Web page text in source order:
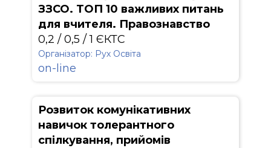
ЗЗСО. ТОП 10 важливих питань
для вчителя. Правознавство
0,2 / 0,5 / 1 ЄКТС
Організатор: Рух Освіта
on-line
Розвиток комунікативних
навичок толерантного
спілкування, прийомів